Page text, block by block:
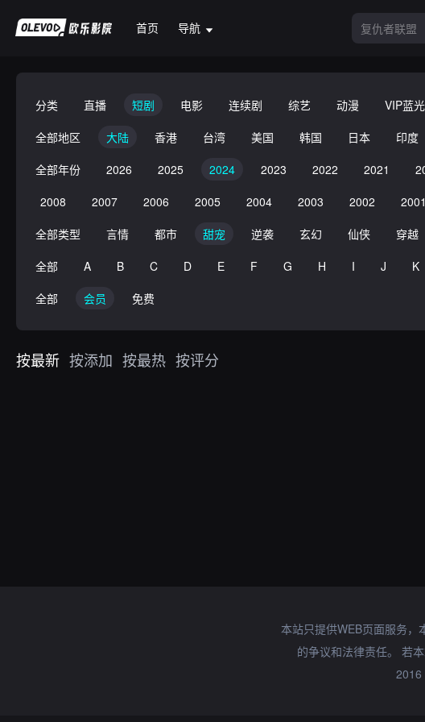
首页 导航
分类 直播 短剧 电影 连续剧 综艺 动漫
VIP蓝
全部地区
大陆 香港 台湾 美国 韩国 日本 印度
全部年份
2026 2025 2024 2023 2022 2021
2008
2007 2006 2005 2004 2003 2002 2001
全部类型
言情 都市 甜宠 逆袭 玄幻 仙侠 穿越
全部
A B C D E F G H I J K
全部
会员 免费
按最新 按添加 按最热 按评分
本站只提供WEB页面服务，
的争议和法律责任。 若
2016